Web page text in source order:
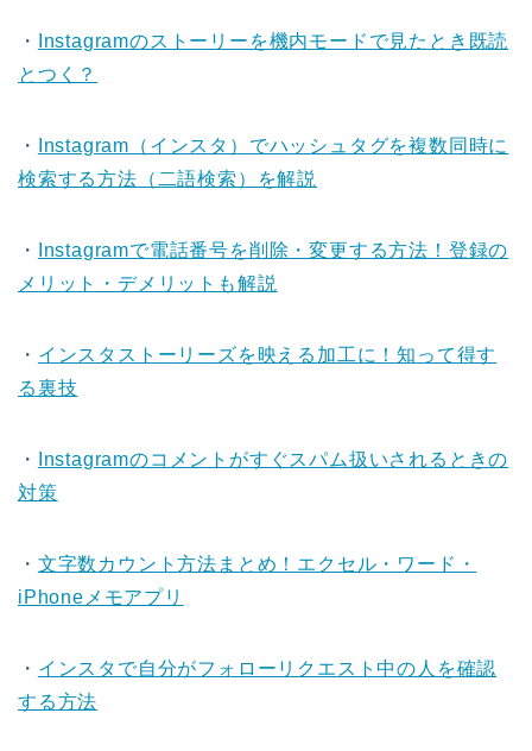
・
Instagramのストーリーを機内モードで見たとき既読
とつく？
・
Instagram（インスタ）でハッシュタグを複数同時に
検索する方法（二語検索）を解説
・
Instagramで電話番号を削除・変更する方法！登録の
メリット・デメリットも解説
・ インスタストーリーズを映える加工に！知って得す
る裏技
・
Instagramのコメントがすぐスパム扱いされるときの
対策
・ 文字数カウント方法まとめ！エクセル・ワード・
iPhoneメモアプリ
・ インスタで自分がフォローリクエスト中の人を確認
する方法